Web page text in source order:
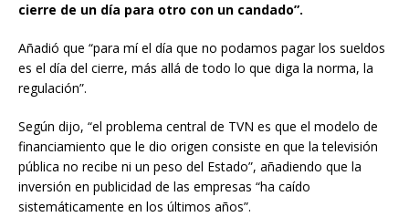
cierre de un día para otro con un candado”.
Añadió que “para mí el día que no podamos pagar los sueldos
es el día del cierre, más allá de todo lo que diga la norma, la
regulación”.
Según dijo, “el problema central de TVN es que el modelo de
financiamiento que le dio origen consiste en que la televisión
pública no recibe ni un peso del Estado”, añadiendo que la
inversión en publicidad de las empresas “ha caído
sistemáticamente en los últimos años”.